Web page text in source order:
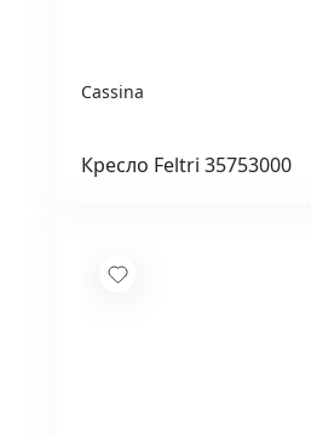
Cassina
Кресло Feltri 35753000